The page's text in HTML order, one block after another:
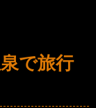
で旅行